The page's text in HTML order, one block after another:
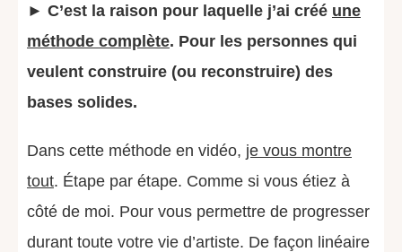
► C’est la raison pour laquelle j’ai créé une
méthode complète. Pour les personnes qui
veulent construire (ou reconstruire) des
bases solides.
Dans cette méthode en vidéo, je vous montre
tout. Étape par étape. Comme si vous étiez à
côté de moi. Pour vous permettre de progresser
durant toute votre vie d’artiste. De façon linéaire